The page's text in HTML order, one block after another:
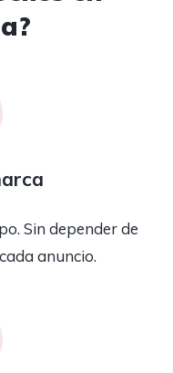
Sin depender de
anuncio.